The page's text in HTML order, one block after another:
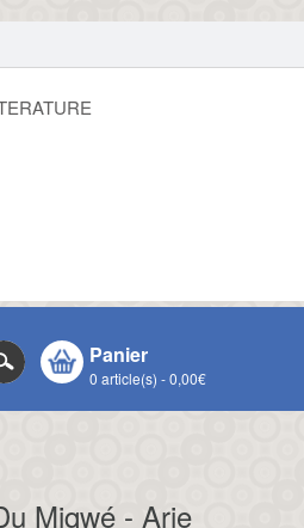
Panier
0 article(s) - 0,00€
Miqwé - Arie